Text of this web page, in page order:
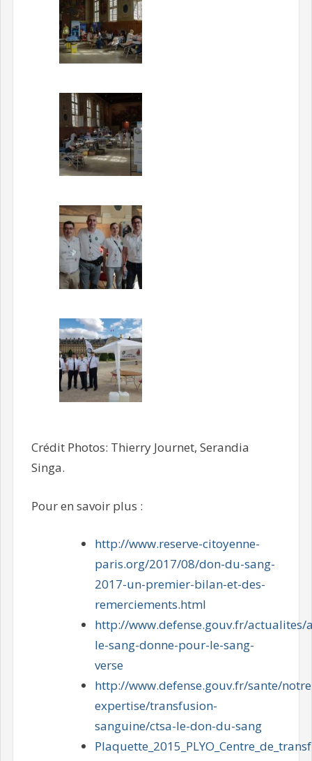
Crédit Photos: Thierry Journet, Serandia
Singa.
Pour en savoir plus :
http://www.reserve-citoyenne-
paris.org/2017/08/don-du-sang-
2017-un-premier-bilan-et-des-
remerciements.html
http://www.defense.gouv.fr/actualites/
le-sang-donne-pour-le-sang-
verse
http://www.defense.gouv.fr/sante/
expertise/transfusion-
sanguine/ctsa-le-don-du-sang